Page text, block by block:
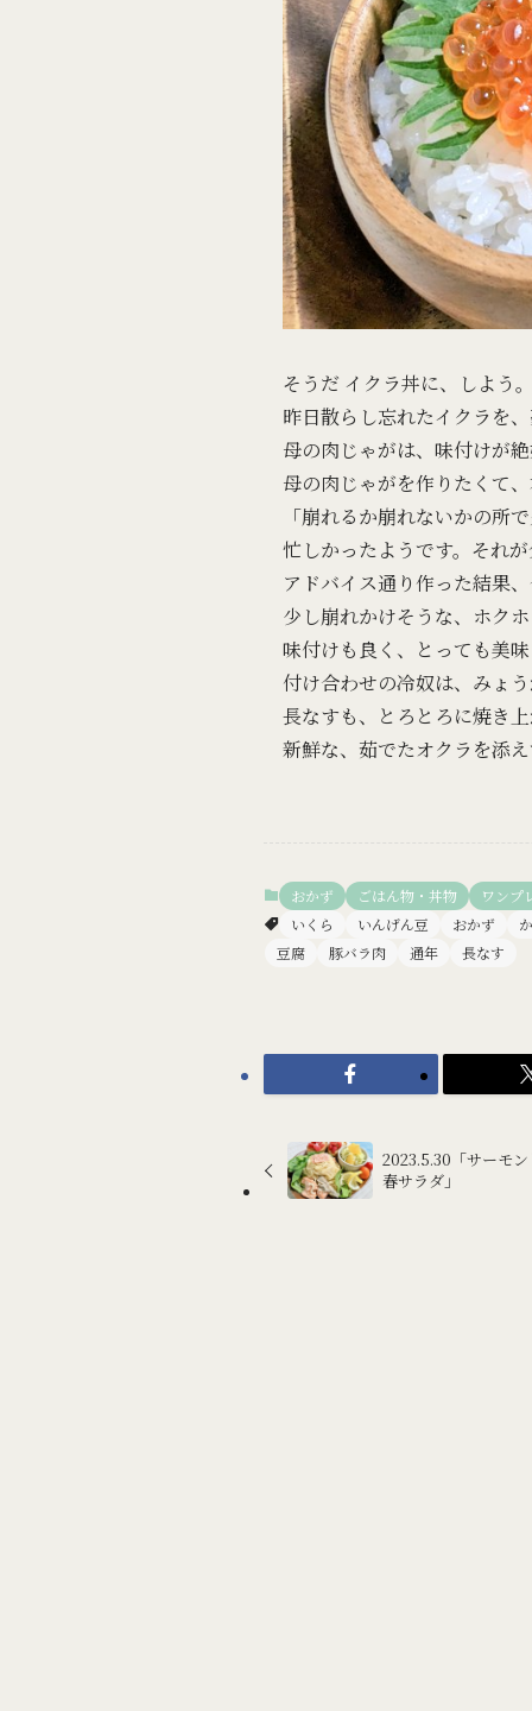
そうだ イクラ丼に、しよう
昨日散らし忘れたイクラを
母の肉じゃがは、味付けが
母の肉じゃがを作りたくて
「崩れるか崩れないかの所
忙しかったようです。それ
アドバイス通り作った結果
少し崩れかけそうな、ホク
味付けも良く、とっても美
付け合わせの冷奴は、みょ
長なすも、とろとろに焼き
新鮮な、茹でたオクラを添
おかず ごはん物・丼物
ワンプ
いくら
いんげん豆 おかず
豆腐
豚バラ肉 通年 長なす
2023.5.30「サーモ
春サラダ」